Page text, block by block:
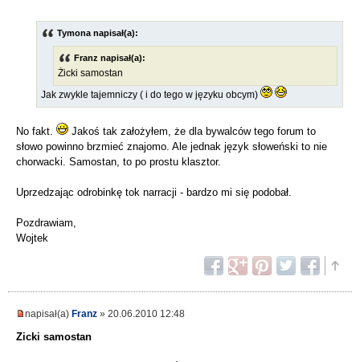
Tymona napisał(a):
Franz napisał(a):
Żicki samostan
Jak zwykle tajemniczy ( i do tego w języku obcym)
No fakt.
Jakoś tak założyłem, że dla bywalców tego forum to
słowo powinno brzmieć znajomo. Ale jednak język słoweński to nie
chorwacki. Samostan, to po prostu klasztor.
Uprzedzając odrobinkę tok narracji - bardzo mi się podobał.
Pozdrawiam,
Wojtek
napisał(a) Franz » 20.06.2010 12:48
Zicki samostan